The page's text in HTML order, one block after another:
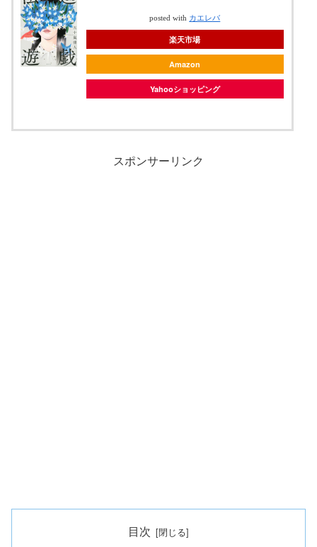
posted with カエレバ
楽天市場
Amazon
Yahooショッピング
スポンサーリンク
目次